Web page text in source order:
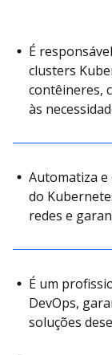
É
clusters
contêineres,
às
Automatiza
do
redes e
É um
DevOps,
soluções